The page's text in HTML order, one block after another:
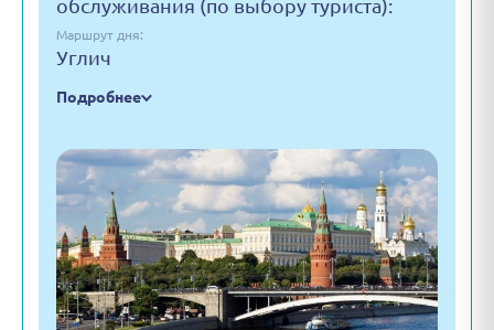
обслуживания (по выбору туриста):
Маршрут дня:
Углич
Подробнее